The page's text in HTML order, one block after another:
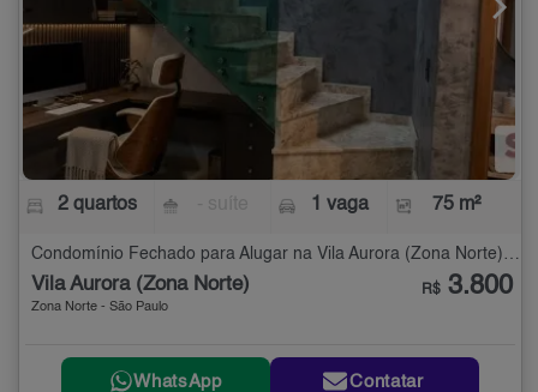
2 quartos 1 vaga 75 m²
Condomínio Fechado para Alugar na Vila Aurora (Zona Norte) com 2 quartos - 75 m²
Vila Aurora (Zona Norte)
Zona Norte - São Paulo
R$ 3.800
WhatsApp Contatar